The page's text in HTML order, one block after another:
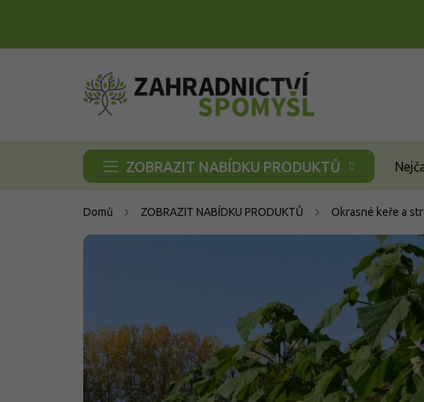
ZOBRAZIT NABÍDKU PRODUKTŮ
Domů ZOBRAZIT NABÍDKU PRODUKTŮ Okrasné keře a